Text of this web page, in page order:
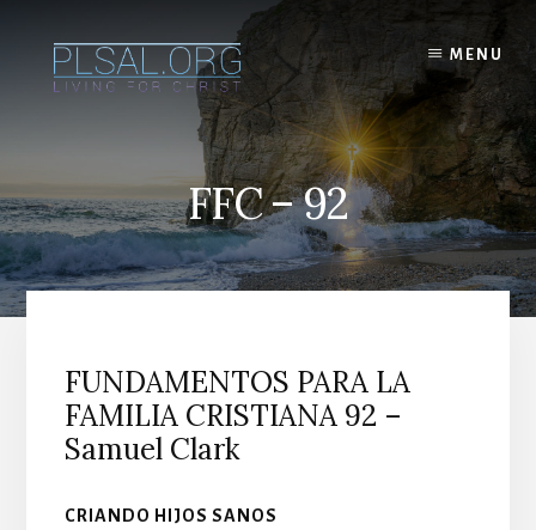
content
MENU
FFC – 92
FUNDAMENTOS PARA LA
FAMILIA CRISTIANA 92 –
Samuel Clark
CRIANDO HIJOS SANOS